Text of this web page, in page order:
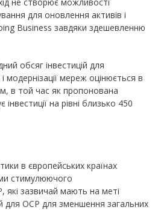
для оновлення активів і
Business завдяки здешевленню
обсяг інвестицій для
модернізації мереж оцінюється в
в той час як пропонована
на рівні близько 450
в європейських країнах
стимулюючого
зазвичай мають на меті
для ОСР для зменшення загальних